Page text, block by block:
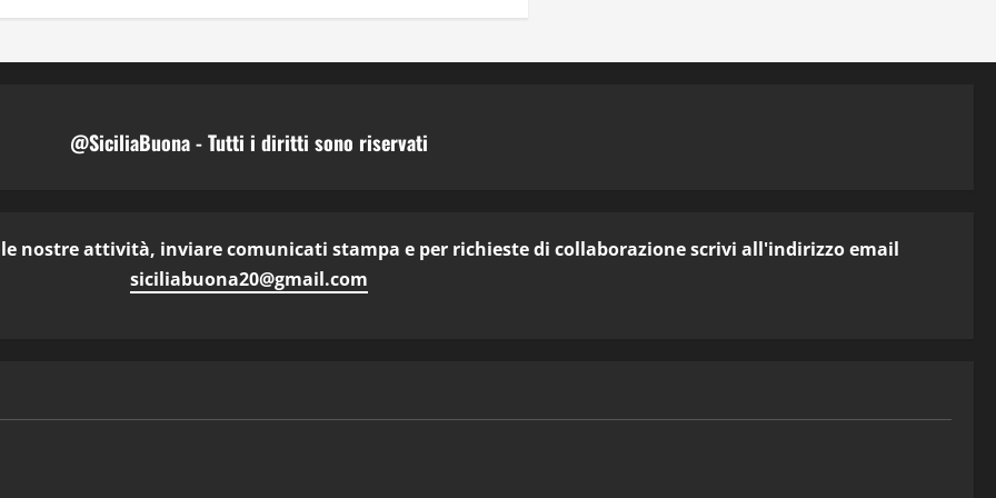
@SiciliaBuona - Tutti i diritti sono riservati
nostre attività, inviare comunicati stampa e per richieste di collaborazione scrivi all'indirizzo email
siciliabuona20@gmail.com